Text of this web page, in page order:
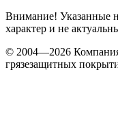
Внимание! Указанные
характер и не
© 2004—2026 Компания
грязезащитных